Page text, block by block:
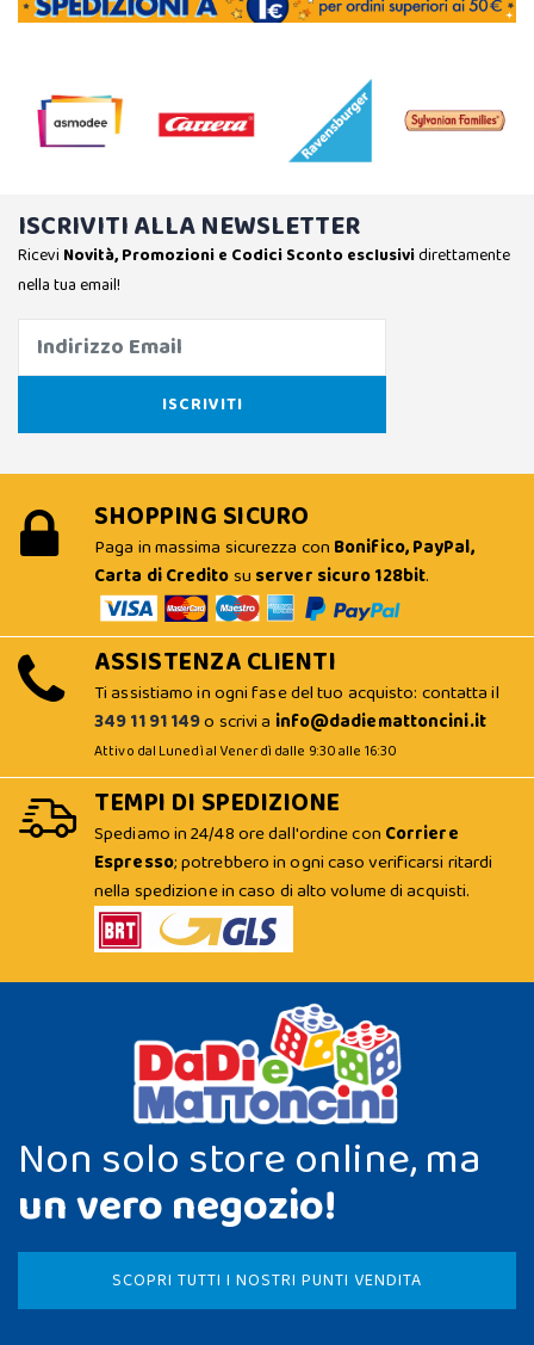
ISCRIVITI ALLA NEWSLETTER
Ricevi Novità, Promozioni e Codici Sconto esclusividirettamente
nella tua email!
SHOPPING SICURO
Paga in massima sicurezza con Bonifico, PayPal,
Carta di Creditosu server sicuro 128bit.
ASSISTENZA CLIENTI
Ti assistiamo in ogni fase del tuo acquisto: contatta il
349 11 91 149o scrivi a info@dadiemattoncini.it
Attivo dal Lunedì al Venerdì dalle 9:30 alle 16:30
TEMPI DI SPEDIZIONE
Spediamo in 24/48 ore dall'ordine con Corriere
Espresso; potrebbero in ogni caso verificarsi ritardi
nella spedizione in caso di alto volume di acquisti.
Non solo store online, ma
un vero negozio!
SCOPRI TUTTI I NOSTRI PUNTI VENDITA